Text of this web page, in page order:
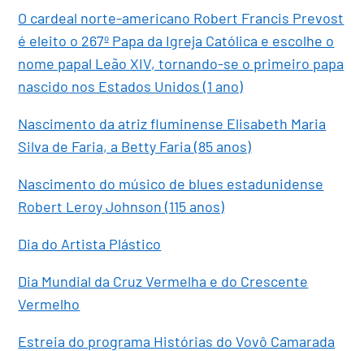
O cardeal norte-americano Robert Francis Prevost
é eleito o 267º Papa da Igreja Católica e escolhe o
nome papal Leão XIV, tornando-se o primeiro papa
nascido nos Estados Unidos (1 ano)
Nascimento da atriz fluminense Elisabeth Maria
Silva de Faria, a Betty Faria (85 anos)
Nascimento do músico de blues estadunidense
Robert Leroy Johnson (115 anos)
Dia do Artista Plástico
Dia Mundial da Cruz Vermelha e do Crescente
Vermelho
Estreia do programa Histórias do Vovô Camarada